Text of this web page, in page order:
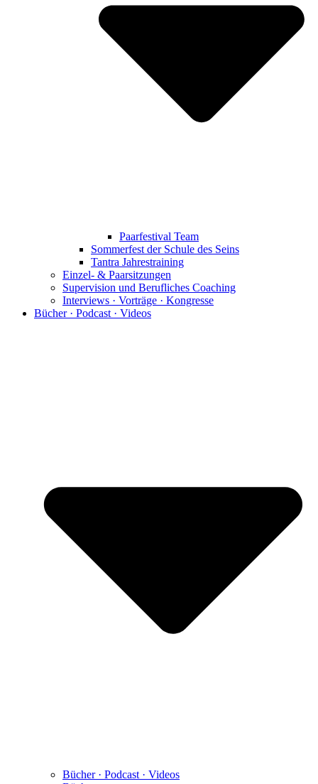
Paarfestival Team
Sommerfest der Schule des Seins
Tantra Jahrestraining
Einzel- & Paarsitzungen
Supervision und Berufliches Coaching
Interviews · Vorträge · Kongresse
Bücher · Podcast · Videos
Bücher · Podcast · Videos